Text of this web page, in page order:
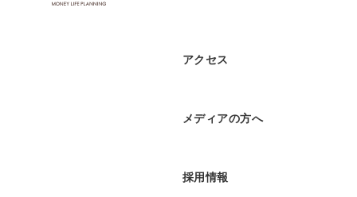
アクセス
メディアの方へ
採用情報